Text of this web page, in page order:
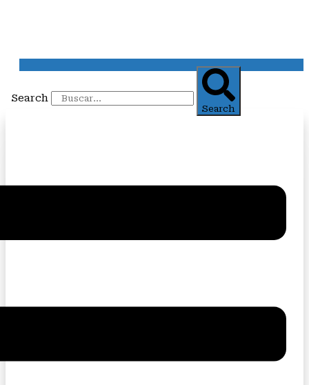
Search
Search